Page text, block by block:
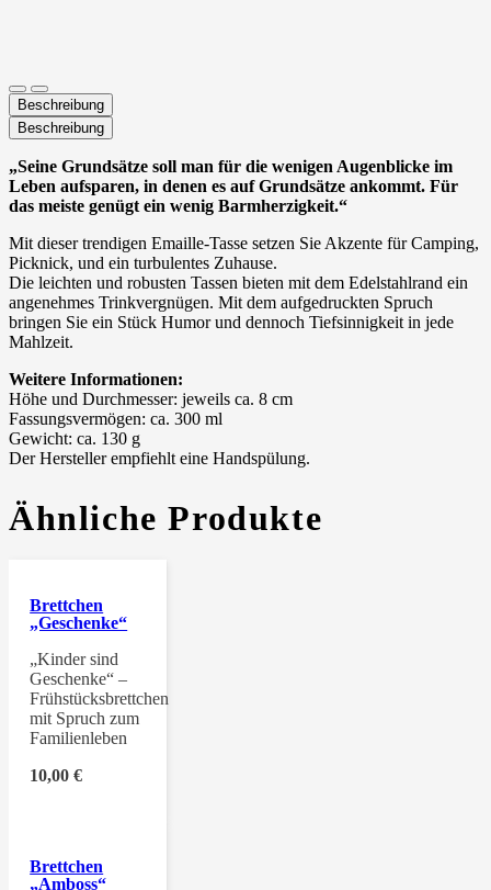
Beschreibung
Beschreibung
„Seine Grundsätze soll man für die wenigen Augenblicke im
Leben aufsparen, in denen es auf Grundsätze ankommt. Für
das meiste genügt ein wenig Barmherzigkeit.“
Mit dieser trendigen Emaille-Tasse setzen Sie Akzente für Camping,
Picknick, und ein turbulentes Zuhause.
Die leichten und robusten Tassen bieten mit dem Edelstahlrand ein
angenehmes Trinkvergnügen. Mit dem aufgedruckten Spruch
bringen Sie ein Stück Humor und dennoch Tiefsinnigkeit in jede
Mahlzeit.
Weitere Informationen:
Höhe und Durchmesser: jeweils ca. 8 cm
Fassungsvermögen: ca. 300 ml
Gewicht: ca. 130 g
Der Hersteller empfiehlt eine Handspülung.
Ähnliche Produkte
Brettchen
„Geschenke“
„Kinder sind
Geschenke“ –
Frühstücksbrettchen
mit Spruch zum
Familienleben
10,00€
Brettchen
„Amboss“